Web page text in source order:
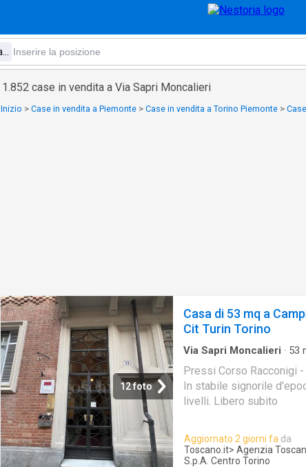
1.852 case in vendita a Via Sapri Moncalieri
Inizio > Case in vendita a Piemonte > Case in vendita a Torino Piemonte >
12 foto
Casa di 53 mq a
Cit Turin Torino
Via Sapri Moncalieri · 53
Pressi Corso Racconigi -
In stabile signorile
livelli. Libero subito
Aggiornato 2 giorni fa da
Toscano.it> Agenzia
S.p.A. Centro Torino